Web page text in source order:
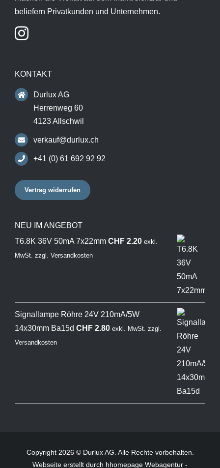
beliefern Privatkunden und Unternehmen.
KONTAKT
Durlux AG
Herrenweg 60
4123 Allschwil
verkauf@durlux.ch
+41 (0) 61 692 92 92
Vertrag widerrufen
NEU IM ANGEBOT
T6.8K 36V 50mA 7x22mm CHF2.20 exkl.
MwSt. zzgl. Versandkosten
Signallampe Röhre 24V 210mA/5W
14x30mm Ba15d CHF2.80 exkl. MwSt. zzgl.
Versandkosten
Copyright 2026 © Durlux AG. Alle Rechte vorbehalten.
Webseite erstellt durch hhomepage Webagentur -